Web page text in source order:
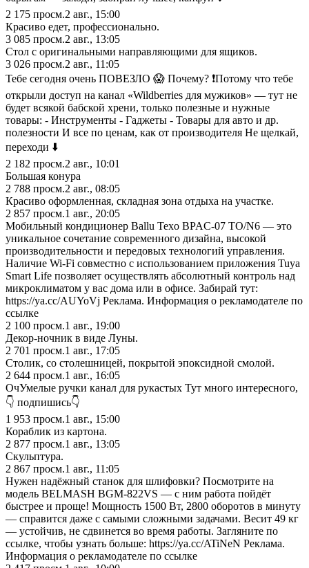
2 175 просм.2 авг., 15:00
Красиво едет, профессионально.
3 085 просм.2 авг., 13:05
Стол с оригинальными направляющими для ящиков.
3 026 просм.2 авг., 11:05
Тебе сегодня очень ПОВЕЗЛО 😱 Почему? ❗️Потому что тебе
открыли доступ на канал «Wildberries для мужиков» — тут не
будет всякой бабской хрени, только полезные и нужные
товары: - Инструменты - Гаджеты - Товары для авто и др.
полезности И все по ценам, как от производителя Не щелкай,
переходи ⬇️
2 182 просм.2 авг., 10:01
Большая конура
2 788 просм.2 авг., 08:05
Красиво оформленная, складная зона отдыха на участке.
2 857 просм.1 авг., 20:05
Мобильный кондиционер Ballu Texo BPAC-07 TO/N6 — это
уникальное сочетание современного дизайна, высокой
производительности и передовых технологий управления.
Наличие Wi-Fi совместно с использованием приложения Tuya
Smart Life позволяет осуществлять абсолютный контроль над
микроклиматом у вас дома или в офисе. Забирай тут:
https://ya.cc/AUYoVj Реклама. Информация о рекламодателе по
ссылке
2 100 просм.1 авг., 19:00
Декор-ночник в виде Луны.
2 701 просм.1 авг., 17:05
Столик, со столешницей, покрытой эпоксидной смолой.
2 644 просм.1 авг., 16:05
ОчУмелые ручки канал для рукастых Тут много интересного,
👇 подпишись👇
1 953 просм.1 авг., 15:00
Кораблик из картона.
2 877 просм.1 авг., 13:05
Скульптура.
2 867 просм.1 авг., 11:05
Нужен надёжный станок для шлифовки? Посмотрите на
модель BELMASH BGM-822VS — с ним работа пойдёт
быстрее и проще! Мощность 1500 Вт, 2800 оборотов в минуту
— справится даже с самыми сложными задачами. Весит 49 кг
— устойчив, не сдвинется во время работы. Загляните по
ссылке, чтобы узнать больше: https://ya.cc/ATiNeN Реклама.
Информация о рекламодателе по ссылке